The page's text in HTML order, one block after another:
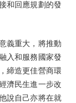
和回應規劃的發
義重大，將推動
入和服務國家發
締造更佳營商環
濟民生進一步改
說自己亦將在就